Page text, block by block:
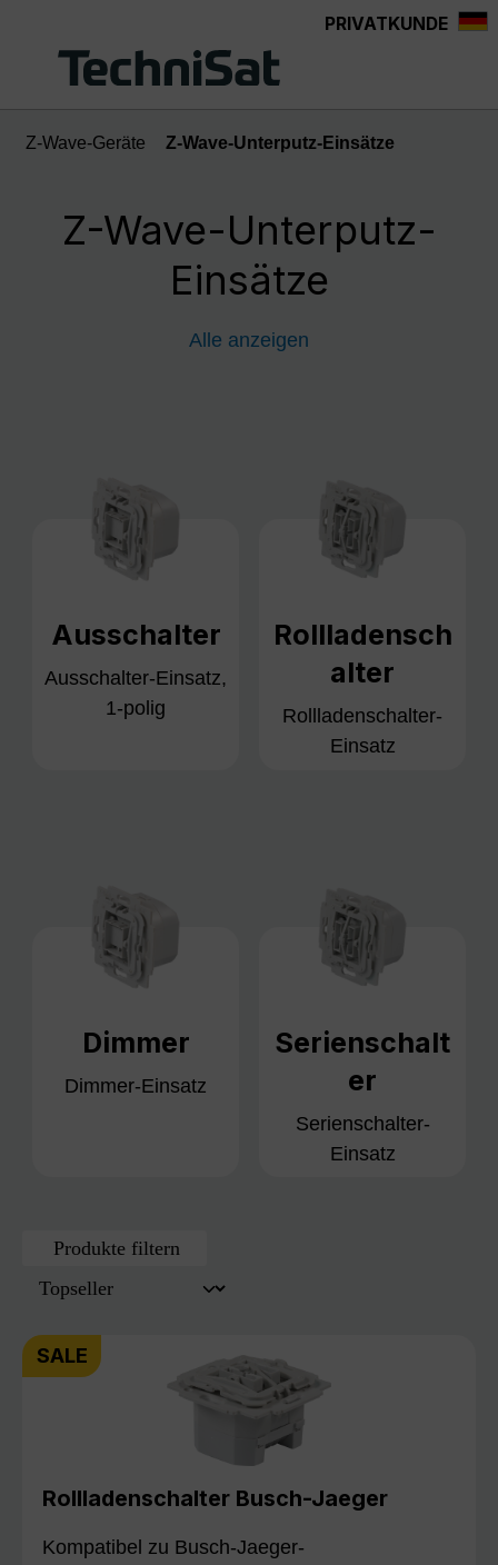
PRIVATKUNDE
Z-Wave-Geräte Z-Wave-Unterputz-Einsätze
Z-Wave-Unterputz-
Einsätze
Alle anzeigen
Ausschalter
Ausschalter-Einsatz,
1-polig
Rollladensch
alter
Rollladenschalter-
Einsatz
Dimmer
Dimmer-Einsatz
Serienschalt
er
Serienschalter-
Einsatz
Produkte filtern
SALE
Rollladenschalter Busch-Jaeger
Kompatibel zu Busch-Jaeger-